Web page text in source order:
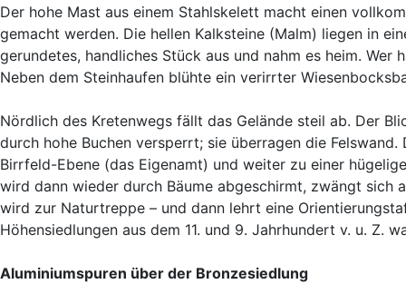
Der hohe Mast aus einem Stahlskelett macht einen
gemacht werden. Die hellen Kalksteine (Malm) liegen in
gerundetes, handliches Stück aus und nahm es heim.
Neben dem Steinhaufen blühte ein verirrter
Nördlich des Kretenwegs fällt das Gelände steil ab. Der
durch hohe Buchen versperrt; sie überragen die
Birrfeld-Ebene (das Eigenamt) und weiter zu einer
wird dann wieder durch Bäume abgeschirmt, zwängt sich
wird zur Naturtreppe – und dann lehrt eine
Höhensiedlungen aus dem 11. und 9. Jahrhundert v. u. Z.
Aluminiumspuren über der Bronzesiedlung